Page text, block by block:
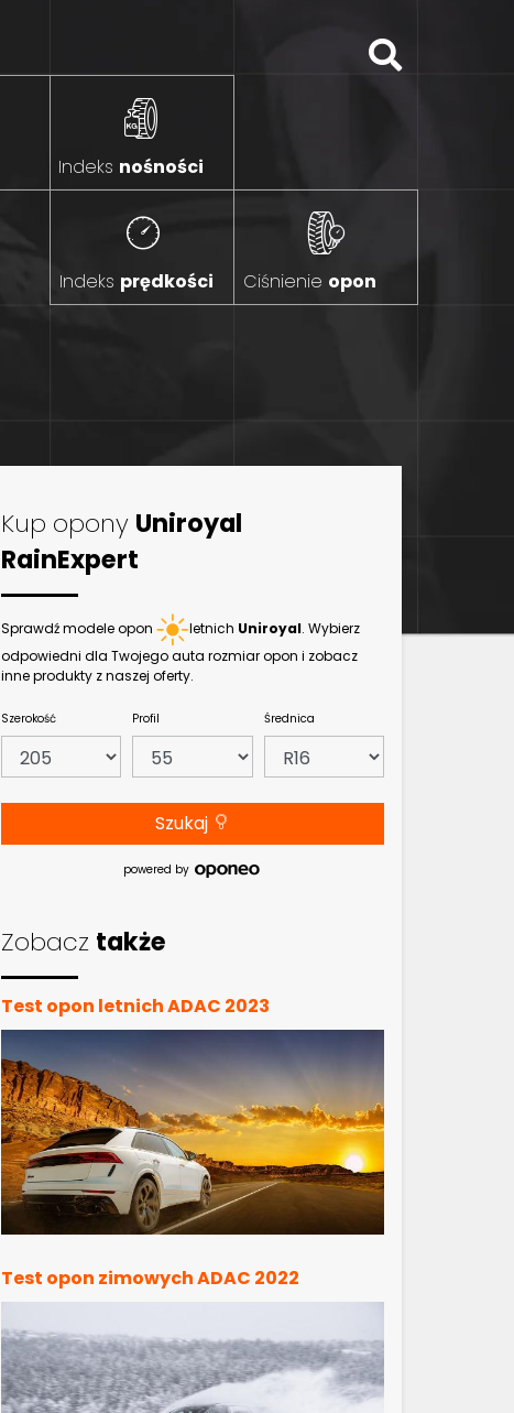
Indeks nośności
Indeks prędkości Ciśnienie opon
Kup opony Uniroyal
RainExpert
Sprawdź modele opon letnich Uniroyal. Wybierz
odpowiedni dla Twojego auta rozmiar opon i zobacz
inne produkty z naszej oferty.
Szerokość Profil Średnica
Szukaj
powered by
Zobacz także
Test opon letnich ADAC 2023
Test opon zimowych ADAC 2022